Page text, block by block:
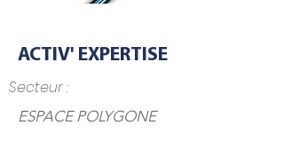
ACTIV' EXPERTISE
Secteur :
ESPACE POLYGONE